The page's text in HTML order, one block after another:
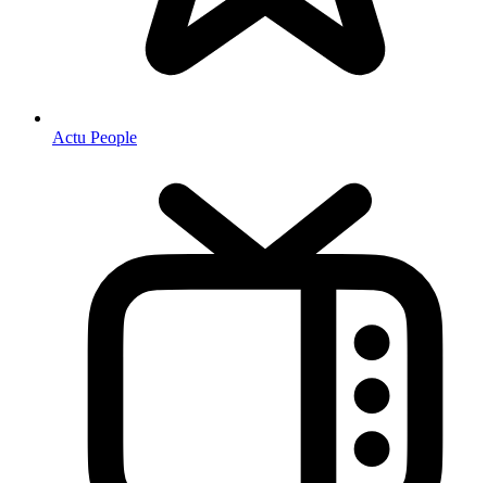
Actu People